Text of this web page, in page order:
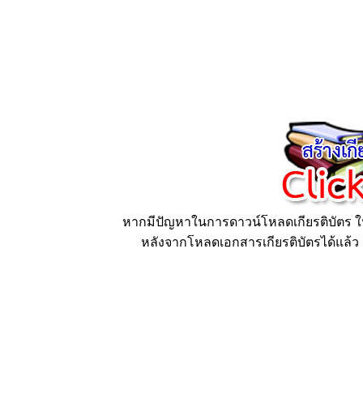
หากมีปัญหาในการดาวน์โหลดเกียรติบัตร
หลังจากโหลดเอกสารเกียรติบัตรได้แล้